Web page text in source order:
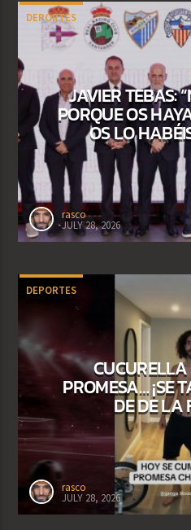
DEPORTES
JAVIER TEBAS:
PORQUE OS
OS LO
rasco
JULY 28, 2026
DEPORTES
PROMESA… ¡SE
DE DE LA
rasco
JULY 28, 2026